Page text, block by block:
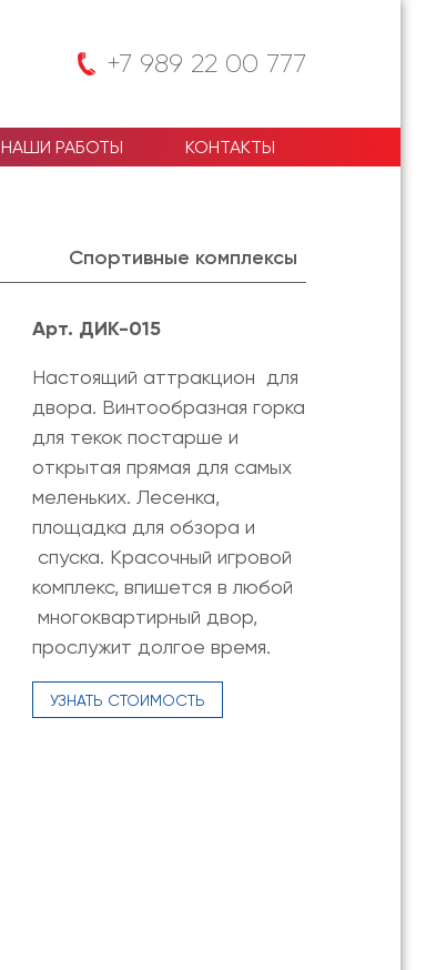
+7 989 22 00 777
НАШИ РАБОТЫ КОНТАКТЫ
Спортивные комплексы
Арт. ДИК-015
Настоящий аттракцион для
двора. Винтообразная горка
для текок постарше и
открытая прямая для самых
меленьких. Лесенка,
площадка для обзора и
спуска. Красочный игровой
комплекс, впишется в любой
многоквартирный двор,
прослужит долгое время.
УЗНАТЬ СТОИМОСТЬ